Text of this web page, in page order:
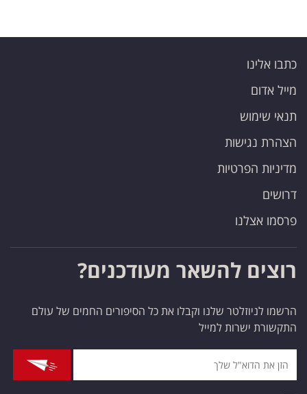
כתבו אלינו
מייל אדום
תנאי שימוש
הצהרת נגישות
מדיניות הפרטיות
דרושים
פרסמו אצלנו
רוצים להשאר מעודכנים?
הרשמו לניוזלטר שלנו וקבלו את כל הסיפורים החמים של עולם
התקשורת ישרות למייל